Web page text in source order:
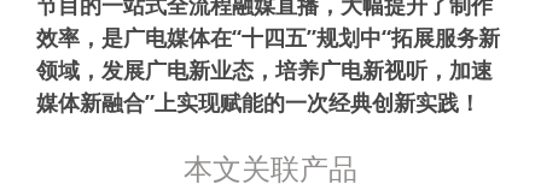
效率，是广电媒体在“十四五”规划中“拓展服务新
领域，发展广电新业态，培养广电新视听，加速
媒体新融合”上实现赋能的一次经典创新实践！
本文关联产品